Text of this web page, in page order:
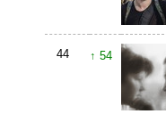
44 ↑ 54